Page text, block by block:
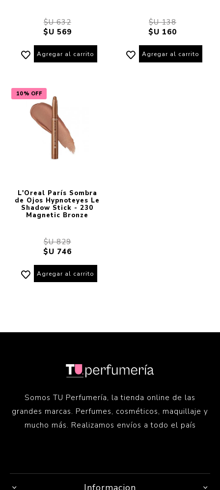
$U 632
$U 569
Agregar al carrito
$U 138
$U 160
Agregar al carrito
10% OFF
L'Oreal París Sombra
de Ojos Hypnoteyes Le
Shadow Stick - 230
Magnetic Bronze
$U 829
$U 746
Agregar al carrito
Somos TU Perfumería, la tienda online de las
grandes marcas. Perfumes, cosméticos, maquillaje y
mucho más. Realizamos envíos a todo el país
Informacion